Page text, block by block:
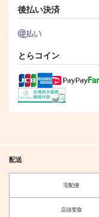
ウェディング・ブルー
ふゅーじょんぷろだく
770
後払い決済
とらコイン
配送
宅配便
店頭受取